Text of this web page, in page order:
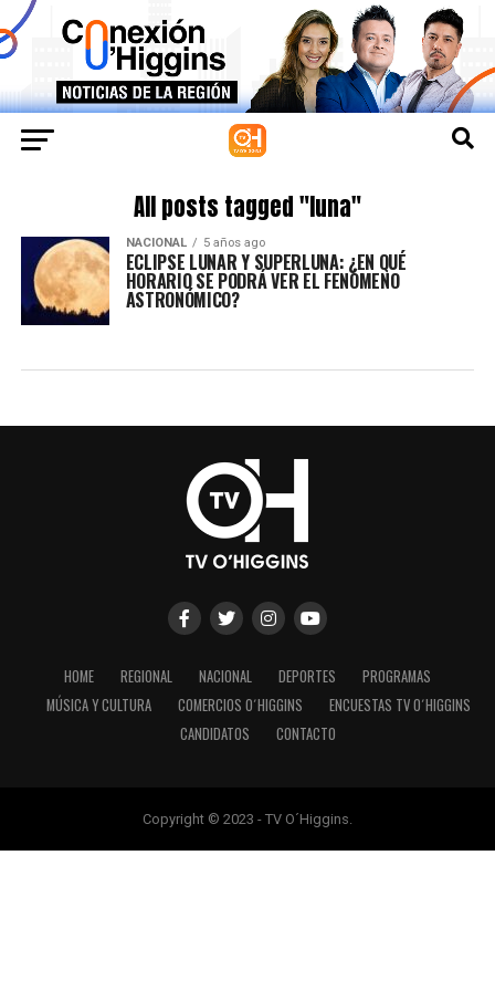
All posts tagged "luna"
NACIONAL 5 años ago
ECLIPSE LUNAR Y SUPERLUNA: ¿EN QUÉ
HORARIO SE PODRÁ VER EL FENÓMENO
ASTRONÓMICO?
HOME REGIONAL NACIONAL DEPORTES
PROGRAMAS
MÚSICA Y CULTURA
COMERCIOS O´HIGGINS
ENCUESTAS TV O´HIGGINS
CANDIDATOS
CONTACTO
Copyright © 2023 - TV O´Higgins.